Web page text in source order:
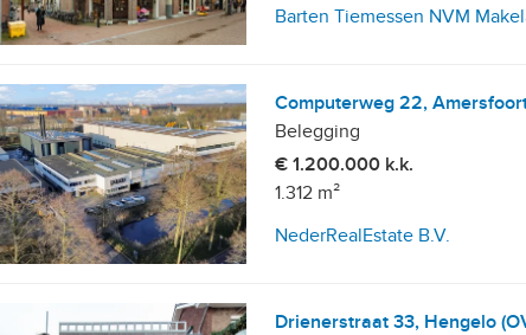
Barten Tiemessen NVM
Computerweg 22,
Belegging
€ 1.200.000 k.k.
1.312 m²
NederRealEstate B.V.
Drienerstraat 33, Hengelo